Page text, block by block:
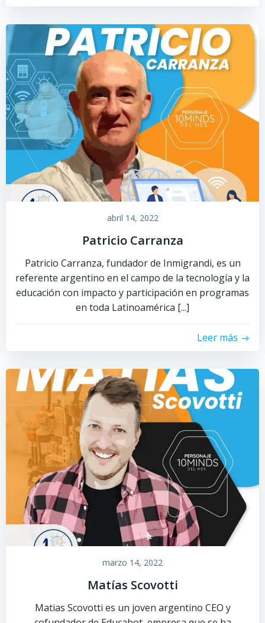
abril 14, 2022
Patricio Carranza
Patricio Carranza, fundador de Inmigrandi, es un
referente argentino en el campo de la tecnología y la
educación con impacto y participación en programas
en toda Latinoamérica [...]
Leer más
marzo 14, 2022
Matías Scovotti
Matias Scovotti es un joven argentino CEO y